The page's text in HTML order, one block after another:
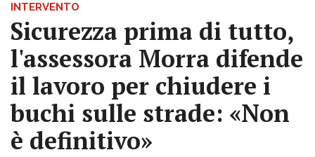
INTERVENTO
Sicurezza prima di tutto,
l'assessora Morra difende
il lavoro per chiudere i
buchi sulle strade: «Non
è definitivo»